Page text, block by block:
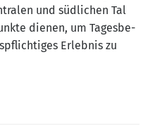
und süd­li­chen Tal
die­nen, um Tages­be­
Erleb­nis zu